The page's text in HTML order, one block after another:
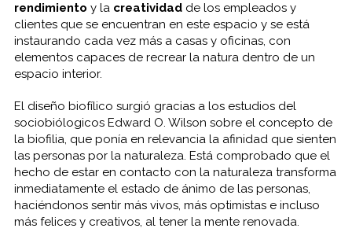
rendimiento y la creatividadde los empleados y
clientes que se encuentran en este espacio y se está
instaurando cada vez más a casas y oficinas, con
elementos capaces de recrear la natura dentro de un
espacio interior.
El diseño biofílico surgió gracias a los estudios del
sociobiólogicos Edward O. Wilson sobre el concepto de
la biofilia, que ponía en relevancia la afinidad que sienten
las personas por la naturaleza. Está comprobado que el
hecho de estar en contacto con la naturaleza transforma
inmediatamente el estado de ánimo de las personas,
haciéndonos sentir más vivos, más optimistas e incluso
más felices y creativos, al tener la mente renovada.